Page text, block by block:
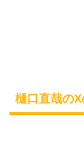
樋口直哉の